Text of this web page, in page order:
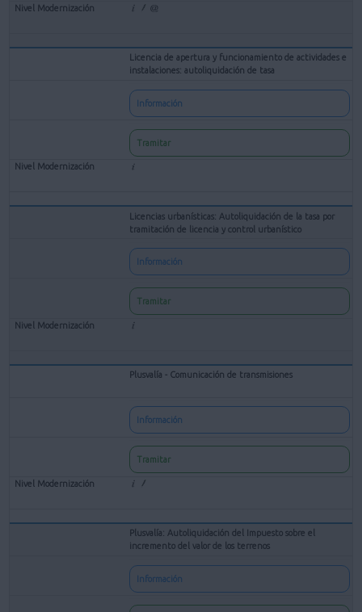
Licencia de apertura y funcionamiento de actividades e
instalaciones: autoliquidación de tasa
Información
Tramitar
Licencias urbanísticas: Autoliquidación de la tasa por
tramitación de licencia y control urbanístico
Información
Tramitar
Plusvalía - Comunicación de transmisiones
Información
Tramitar
Plusvalía: Autoliquidación del Impuesto sobre el
incremento del valor de los terrenos
Información